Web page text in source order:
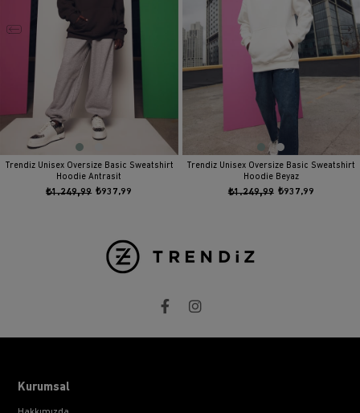
Trendiz Unisex Oversize Basic Sweatshirt
Hoodie Antrasit
₺937,99
₺1.249,99
Trendiz Unisex Oversize Basic Sweatshirt
Hoodie Beyaz
₺937,99
₺1.249,99
Kurumsal